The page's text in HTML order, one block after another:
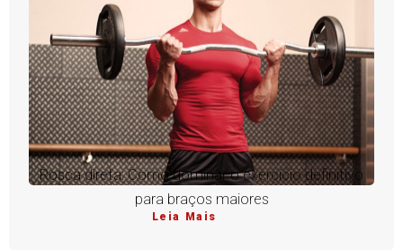
Rosca direta: Como dominar o exercício definitivo
para braços maiores
Leia Mais